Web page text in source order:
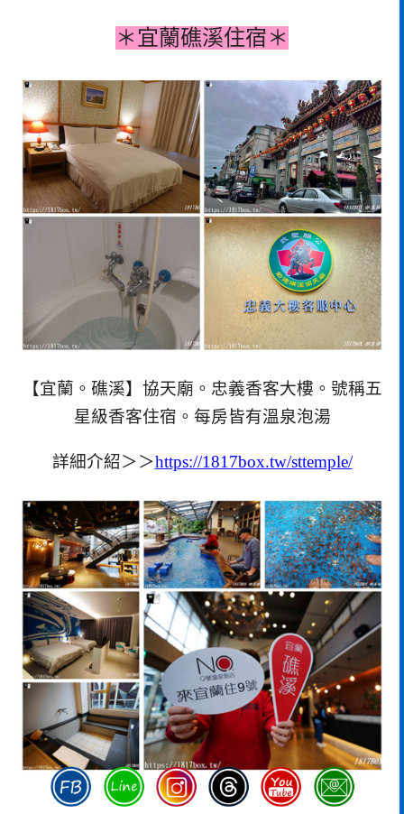
＊宜蘭礁溪住宿＊
【宜蘭。礁溪】協天廟。忠義香客大樓。號稱五
星級香客住宿。每房皆有溫泉泡湯
詳細介紹＞＞https://1817box.tw/sttemple/